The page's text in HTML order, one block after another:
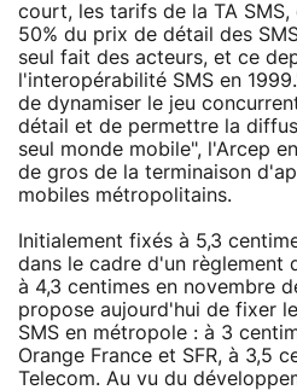
court, les tarifs de la TA
50% du prix de détail des
seul fait des acteurs, et ce
l'interopérabilité SMS en
de dynamiser le jeu
détail et de permettre la
seul monde mobile", l'Arcep
de gros de la terminaison
mobiles métropolitains.
Initialement fixés à 5,3
dans le cadre d'un règlement
à 4,3 centimes en novembre
propose aujourd'hui de fixer
SMS en métropole : à 3
Orange France et SFR, à 3,5
Telecom. Au vu du